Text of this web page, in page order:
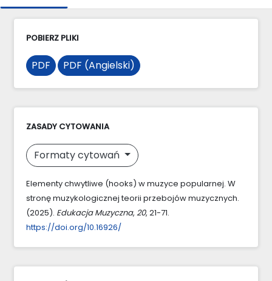
POBIERZ PLIKI
PDF PDF (Angielski)
ZASADY CYTOWANIA
Formaty cytowań
Elementy chwytliwe (hooks) w muzyce popularnej. W
stronę muzykologicznej teorii przebojów muzycznych.
(2025). Edukacja Muzyczna, 20, 21-71.
https://doi.org/10.16926/